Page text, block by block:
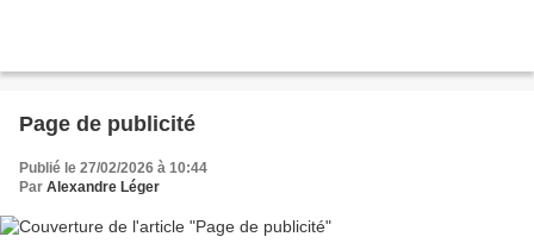
Page de publicité
Publié le 27/02/2026 à 10:44
Par Alexandre Léger